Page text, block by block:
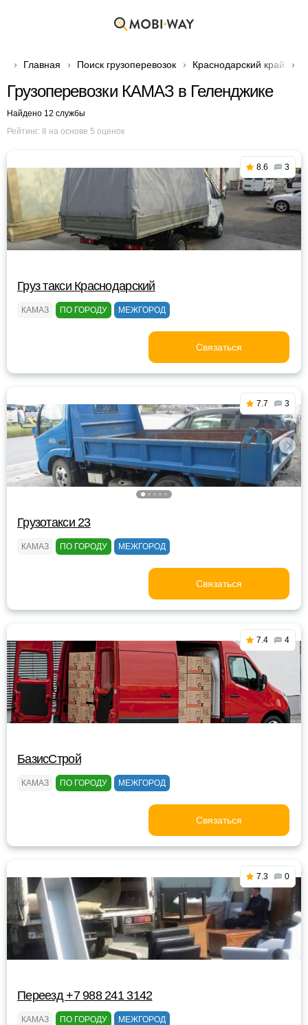
Главная Поиск грузоперевозок Краснодарский край
Грузоперевозки КАМАЗ в Геленджике
Найдено 12 службы
Рейтинг: 8 на основе 5 оценок
8.6 3
Груз такси Краснодарский
КАМАЗ ПО ГОРОДУ МЕЖГОРОД
Связаться
7.7 3
Грузотакси 23
КАМАЗ ПО ГОРОДУ МЕЖГОРОД
Связаться
7.4 4
БазисСтрой
КАМАЗ ПО ГОРОДУ МЕЖГОРОД
Связаться
7.3 0
Переезд +7 988 241 3142
КАМАЗ ПО ГОРОДУ МЕЖГОРОД